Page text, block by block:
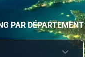
PAR DÉPARTEMENT